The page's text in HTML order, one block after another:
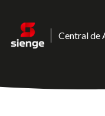
Central de